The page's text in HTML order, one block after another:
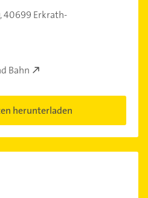
40699 Erkrath-
Bahn
herunterladen